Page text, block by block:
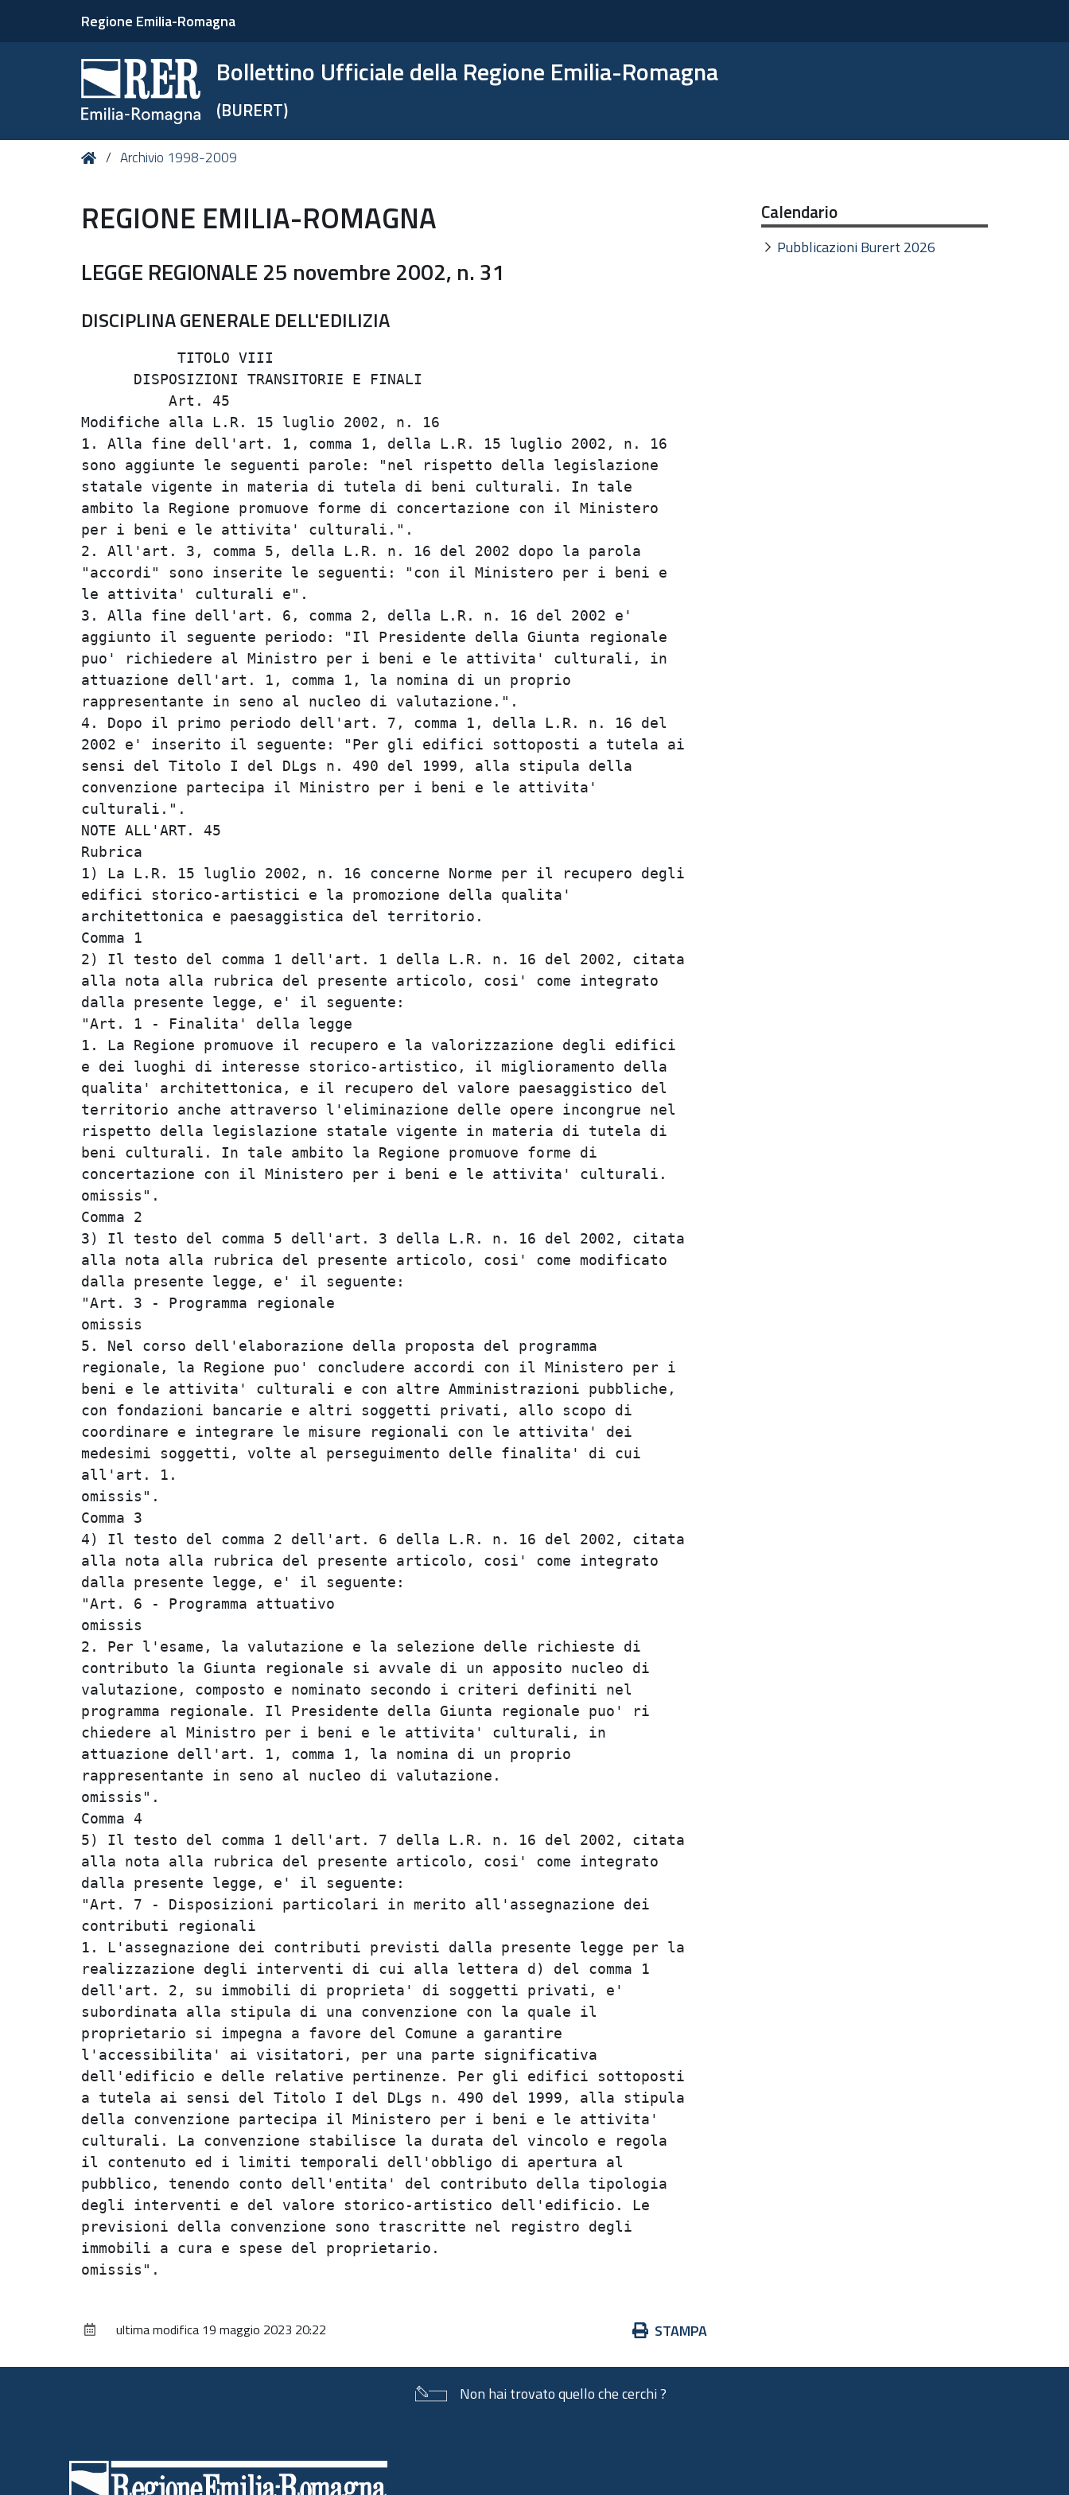
Regione Emilia-Romagna
Bollettino Ufficiale della Regione Emilia-Romagna
(BURERT)
Tu HomeArchivio 1998-2009
REGIONE EMILIA-ROMAGNA
LEGGE REGIONALE 25 novembre 2002, n. 31
DISCIPLINA GENERALE DELL'EDILIZIA
           TITOLO VIII
      DISPOSIZIONI TRANSITORIE E FINALI
          Art. 45
Modifiche alla L.R. 15 luglio 2002, n. 16
1. Alla fine dell'art. 1, comma 1, della L.R. 15 luglio 2002, n. 16
sono aggiunte le seguenti parole: "nel rispetto della legislazione
statale vigente in materia di tutela di beni culturali. In tale
ambito la Regione promuove forme di concertazione con il Ministero
per i beni e le attivita' culturali.".
2. All'art. 3, comma 5, della L.R. n. 16 del 2002 dopo la parola
"accordi" sono inserite le seguenti: "con il Ministero per i beni e
le attivita' culturali e".
3. Alla fine dell'art. 6, comma 2, della L.R. n. 16 del 2002 e'
aggiunto il seguente periodo: "Il Presidente della Giunta regionale
puo' richiedere al Ministro per i beni e le attivita' culturali, in
attuazione dell'art. 1, comma 1, la nomina di un proprio
rappresentante in seno al nucleo di valutazione.".
4. Dopo il primo periodo dell'art. 7, comma 1, della L.R. n. 16 del
2002 e' inserito il seguente: "Per gli edifici sottoposti a tutela ai
sensi del Titolo I del DLgs n. 490 del 1999, alla stipula della
convenzione partecipa il Ministro per i beni e le attivita'
culturali.".
NOTE ALL'ART. 45
Rubrica
1) La L.R. 15 luglio 2002, n. 16 concerne Norme per il recupero degli
edifici storico-artistici e la promozione della qualita'
architettonica e paesaggistica del territorio.
Comma 1
2) Il testo del comma 1 dell'art. 1 della L.R. n. 16 del 2002, citata
alla nota alla rubrica del presente articolo, cosi' come integrato
dalla presente legge, e' il seguente:
"Art. 1 - Finalita' della legge
1. La Regione promuove il recupero e la valorizzazione degli edifici
e dei luoghi di interesse storico-artistico, il miglioramento della
qualita' architettonica, e il recupero del valore paesaggistico del
territorio anche attraverso l'eliminazione delle opere incongrue nel
rispetto della legislazione statale vigente in materia di tutela di
beni culturali. In tale ambito la Regione promuove forme di
concertazione con il Ministero per i beni e le attivita' culturali.
omissis".
Comma 2
3) Il testo del comma 5 dell'art. 3 della L.R. n. 16 del 2002, citata
alla nota alla rubrica del presente articolo, cosi' come modificato
dalla presente legge, e' il seguente:
"Art. 3 - Programma regionale
omissis
5. Nel corso dell'elaborazione della proposta del programma
regionale, la Regione puo' concludere accordi con il Ministero per i
beni e le attivita' culturali e con altre Amministrazioni pubbliche,
con fondazioni bancarie e altri soggetti privati, allo scopo di
coordinare e integrare le misure regionali con le attivita' dei
medesimi soggetti, volte al perseguimento delle finalita' di cui
all'art. 1.
omissis".
Comma 3
4) Il testo del comma 2 dell'art. 6 della L.R. n. 16 del 2002, citata
alla nota alla rubrica del presente articolo, cosi' come integrato
dalla presente legge, e' il seguente:
"Art. 6 - Programma attuativo
omissis
2. Per l'esame, la valutazione e la selezione delle richieste di
contributo la Giunta regionale si avvale di un apposito nucleo di
valutazione, composto e nominato secondo i criteri definiti nel
programma regionale. Il Presidente della Giunta regionale puo' ri
chiedere al Ministro per i beni e le attivita' culturali, in
attuazione dell'art. 1, comma 1, la nomina di un proprio
rappresentante in seno al nucleo di valutazione.
omissis".
Comma 4
5) Il testo del comma 1 dell'art. 7 della L.R. n. 16 del 2002, citata
alla nota alla rubrica del presente articolo, cosi' come integrato
dalla presente legge, e' il seguente:
"Art. 7 - Disposizioni particolari in merito all'assegnazione dei
contributi regionali
1. L'assegnazione dei contributi previsti dalla presente legge per la
realizzazione degli interventi di cui alla lettera d) del comma 1
dell'art. 2, su immobili di proprieta' di soggetti privati, e'
subordinata alla stipula di una convenzione con la quale il
proprietario si impegna a favore del Comune a garantire
l'accessibilita' ai visitatori, per una parte significativa
dell'edificio e delle relative pertinenze. Per gli edifici sottoposti
a tutela ai sensi del Titolo I del DLgs n. 490 del 1999, alla stipula
della convenzione partecipa il Ministero per i beni e le attivita'
culturali. La convenzione stabilisce la durata del vincolo e regola
il contenuto ed i limiti temporali dell'obbligo di apertura al
pubblico, tenendo conto dell'entita' del contributo della tipologia
degli interventi e del valore storico-artistico dell'edificio. Le
previsioni della convenzione sono trascritte nel registro degli
immobili a cura e spese del proprietario.
Azioni
documento
STAMPA
ultima modifica 19 maggio 2023 20:22
Calendario
Pubblicazioni Burert 2026
Non hai trovato quello che cerchi ?